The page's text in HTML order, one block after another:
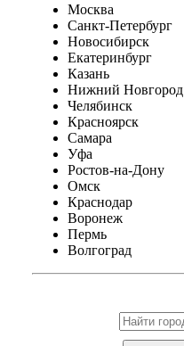
Москва
Санкт-Петербург
Новосибирск
Екатеринбург
Казань
Нижний Новгород
Челябинск
Красноярск
Самара
Уфа
Ростов-на-Дону
Омск
Краснодар
Воронеж
Пермь
Волгоград